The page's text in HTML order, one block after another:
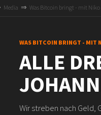
Media Was Bitcoin bringt - mit
WAS BITCOIN BRINGT - MIT
ALLE
Wir streben nach Geld,